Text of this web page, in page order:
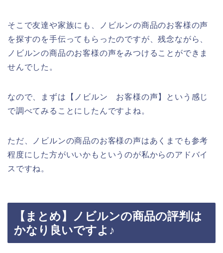
そこで友達や家族にも、ノビルンの商品のお客様の声
を探すのを手伝ってもらったのですが、残念ながら、
ノビルンの商品のお客様の声をみつけることができま
せんでした。
なので、まずは【ノビルン お客様の声】という感じ
で調べてみることにしたんですよね。
ただ、ノビルンの商品のお客様の声はあくまでも参考
程度にした方がいいかもというのが私からのアドバイ
スですね。
【まとめ】ノビルンの商品の評判は
かなり良いですよ♪